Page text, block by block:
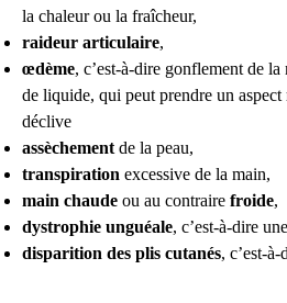
la chaleur ou la fraîcheur,
raideur articulaire,
œdème, c’est-à-dire gonflement de
de liquide, qui peut prendre un
déclive
assèchement de la peau,
transpiration excessive de la main,
main chaude ou au contraire froide,
dystrophie unguéale, c’est-à-dire
disparition des plis cutanés, c’est-